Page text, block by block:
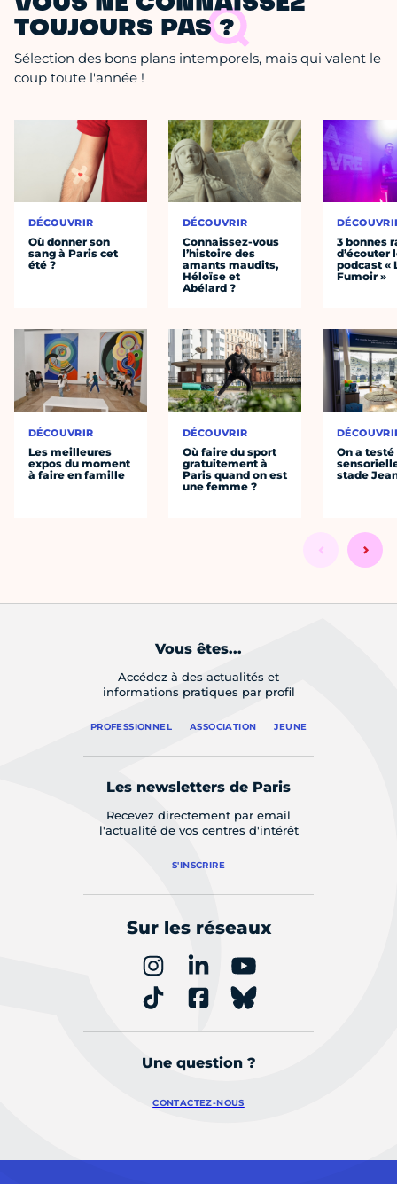
TOUJOURS PAS ?
Sélection des bons plans intemporels, mais qui valent le
coup toute l'année !
DÉCOUVRIR
Où donner son
sang à Paris cet
été ?
DÉCOUVRIR
Les meilleures
expos du moment
à faire en famille
DÉCOUVRIR
Connaissez-vous
l’histoire des
amants maudits,
Héloïse et
Abélard ?
DÉCOUVRIR
Où faire du sport
gratuitement à
Paris quand on est
une femme ?
3 bonnes
d’écouter
podcast «
Fumoir »
On a
stade
Vous êtes...
Accédez à des actualités et
informations pratiques par profil
PROFESSIONNEL ASSOCIATION JEUNE
Les newsletters de Paris
Recevez directement par email
l'actualité de vos centres d'intérêt
S'INSCRIRE
Sur les réseaux
Une question ?
CONTACTEZ-NOUS